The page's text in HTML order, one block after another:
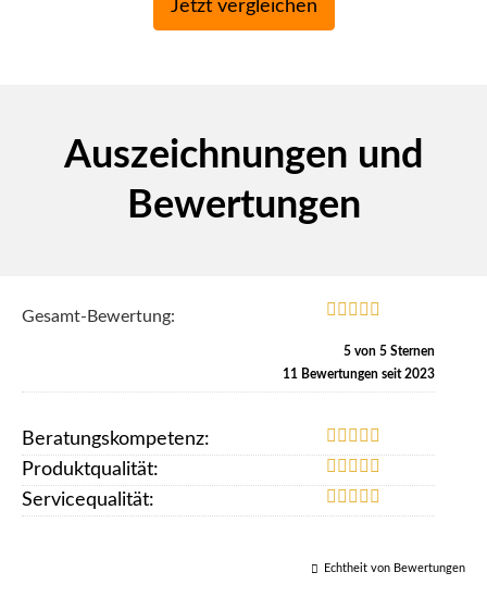
Auszeichnungen und
Bewertungen
Gesamt-Bewertung:
5 von 5 Sternen
11 Bewertungen seit 2023
Beratungskompetenz:
Produktqualität:
Servicequalität:
Echtheit von Bewertungen